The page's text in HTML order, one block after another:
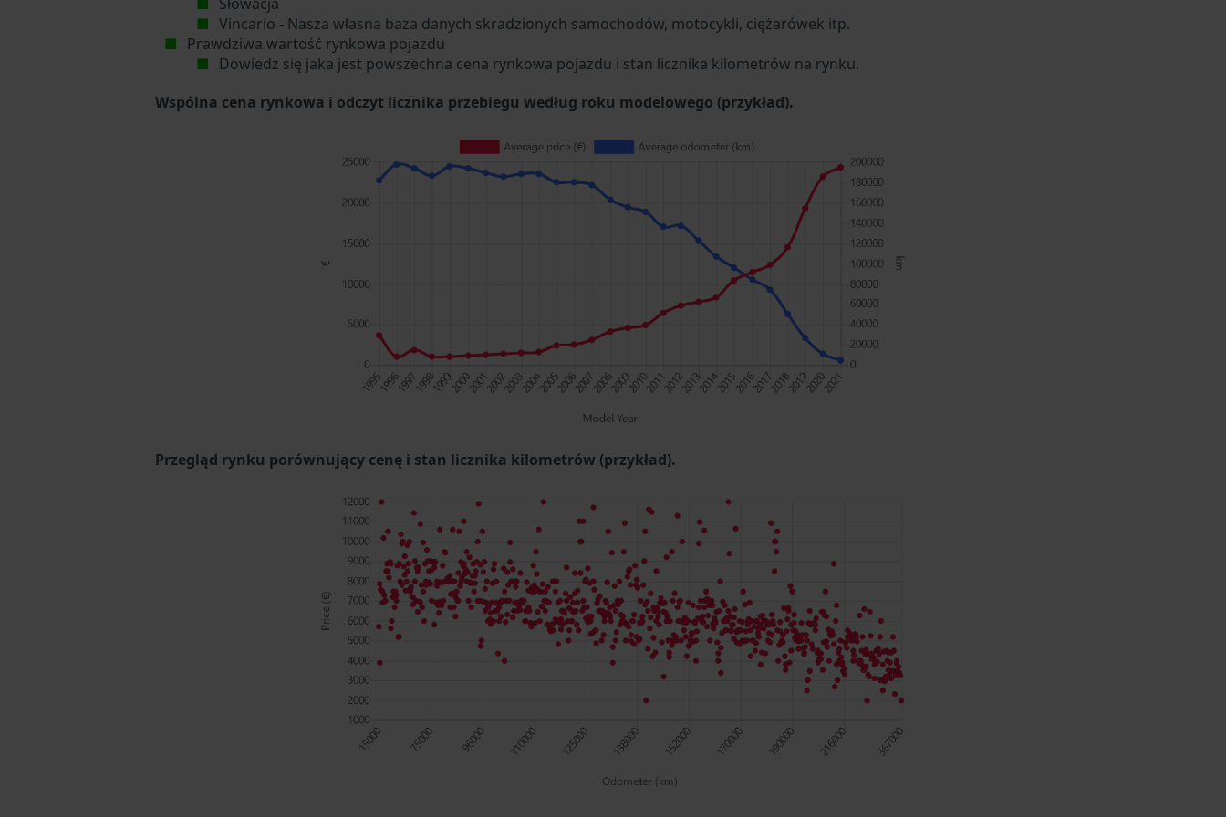
Vincario - Nasza własna baza danych skradzionych samochodów, motocykli, ciężarówek itp.
Prawdziwa wartość rynkowa pojazdu
Dowiedz się jaka jest powszechna cena rynkowa pojazdu i stan licznika kilometrów na rynku.
Wspólna cena rynkowa i odczyt licznika przebiegu według roku modelowego (przykład).
Przegląd rynku porównujący cenę i stan licznika kilometrów (przykład).